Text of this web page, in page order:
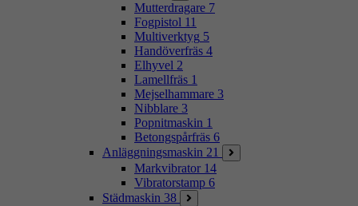
Mutterdragare 7
Fogpistol 11
Multiverktyg 5
Handöverfräs 4
Elhyvel 2
Lamellfräs 1
Mejselhammare 3
Nibblare 3
Popnitmaskin 1
Betongspårfräs 6
Anläggningsmaskin 21
Markvibrator 14
Vibratorstamp 6
Städmaskin 38